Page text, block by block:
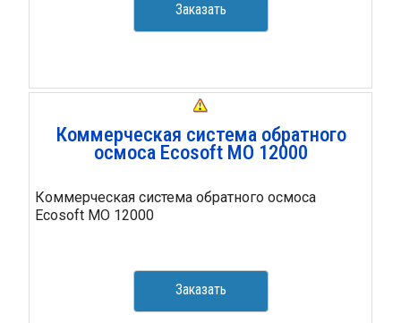
Заказать
Коммерческая система обратного
осмоса Ecosoft MO 12000
Коммерческая система обратного осмоса
Ecosoft MO 12000
Заказать